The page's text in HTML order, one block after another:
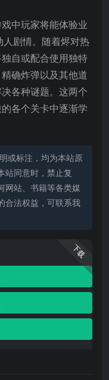
中玩家将能体验业
剧情。随着烬对热
自或配合使用独特
确炸弹以及其他道
各种谜题。这两个
各个关卡中逐渐学
或标注，均为本站原
站同意时，禁止复
网站、书籍等各类媒
合法权益，可联系我
下载